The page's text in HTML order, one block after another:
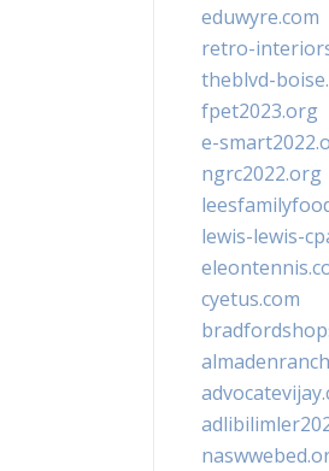
eduwyre.com
retro-
theblvd-
fpet2023.org
e-
ngrc2022.org
lewis-lewis-
cyetus.com